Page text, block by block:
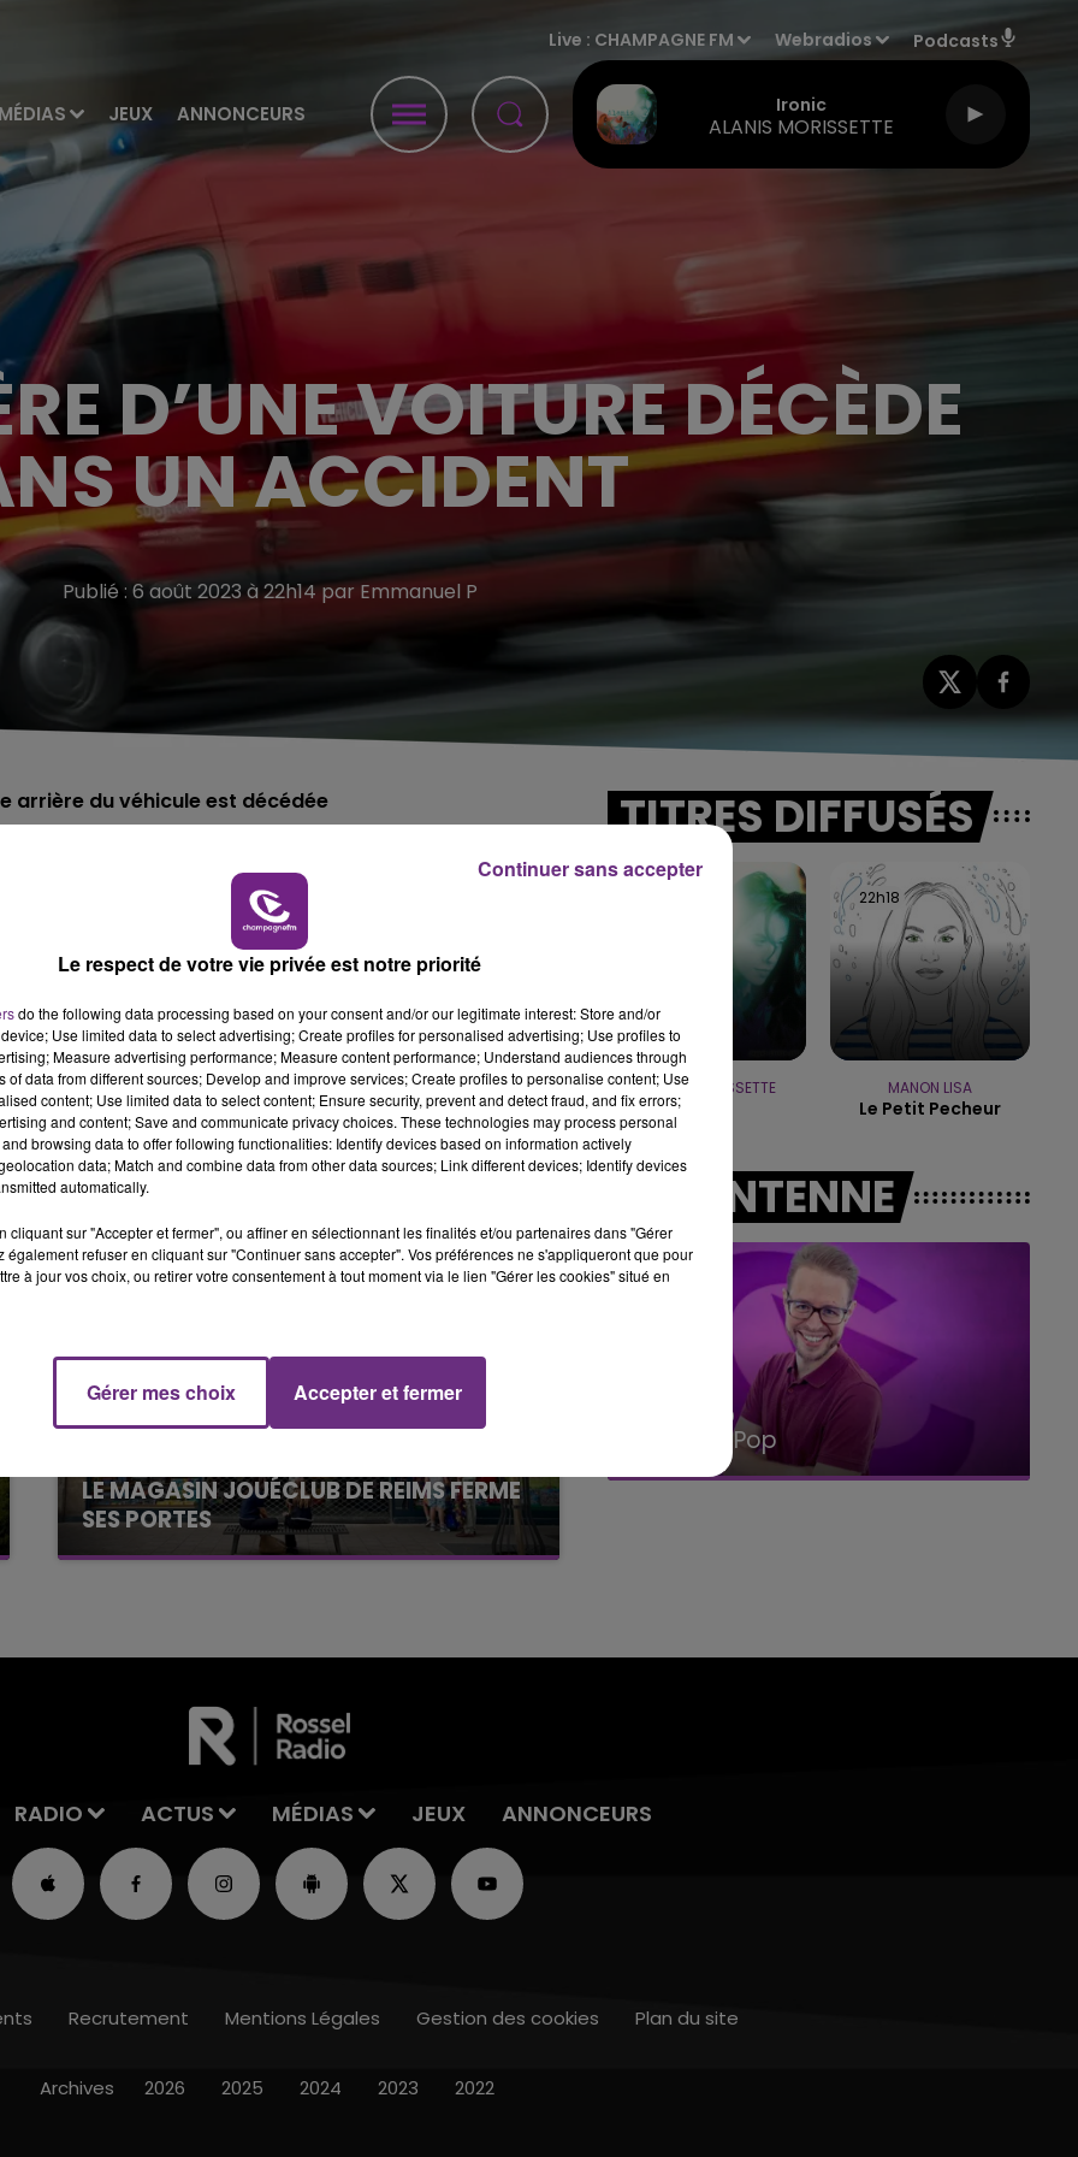
MÉDIAS JEUX ANNONCEURS
Live : CHAMPAGNE FM Webradios Podcasts
Ironic
ALANIS MORISSETTE
6h00 - 10h00
LA FAMILLE
10h00 - 14h00
LE TICKET DE CAISSE
D’UNE VOITURE DÉCÈDE
UN ACCIDENT
Publié : 6 août 2023 à 22h14 par Emmanuel P
arrière du véhicule est décédée
de 36 ans.
entre Lesmont et Brienne-le-Château (Aube).
pour une raison que devra déterminer l'enquête.
de 16 ans, n'ont été que légèrement blessés, la
l'hôpital de Troyes.
LE MAGASIN JOUÉCLUB DE REIMS FERME
SES PORTES
C'était l'une des institutions du centre-ville
TITRES DIFFUSÉS
ALANIS MORISSETTE
22h18
22h18
MANON LISA
Le Petit Pecheur
A L'ANTENNE
LE TICKET DE CAISSE
14h00 - 15h00
La Radio Pop
RADIO ACTUS MÉDIAS JEUX ANNONCEURS
Recrutement Mentions Légales Gestion des cookies Plan du site
Archives 2026 2025 2024 2023 2022
Le respect de votre vie privée est notre priorité
do the following data processing based on your consent and/or our legitimate interest: Store and/or
Use limited data to select advertising; Create profiles for personalised advertising; Use profiles to
Measure advertising performance; Measure content performance; Understand audiences through
of data from different sources; Develop and improve services; Create profiles to personalise content; Use
content; Use limited data to select content; Ensure security, prevent and detect fraud, and fix errors;
and content; Save and communicate privacy choices. These technologies may process personal
browsing data to offer following functionalities: Identify devices based on information actively
data; Match and combine data from other data sources; Link different devices; Identify devices
automatically.
cliquant sur "Accepter et fermer", ou affiner en sélectionnant les finalités et/ou partenaires dans "Gérer
également refuser en cliquant sur "Continuer sans accepter". Vos préférences ne s'appliqueront que pour
à jour vos choix, ou retirer votre consentement à tout moment via le lien "Gérer les cookies" situé en
Gérer mes choix Accepter et fermer
Continuer sans accepter